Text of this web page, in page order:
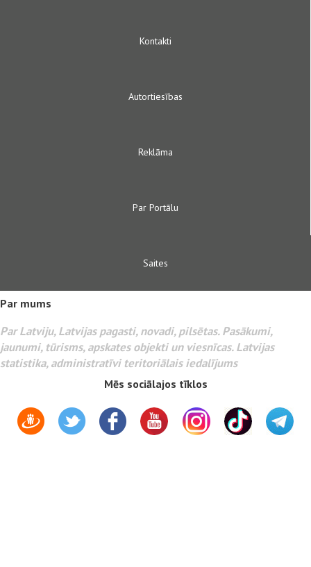
Kontakti
Autortiesības
Reklāma
Par Portālu
Saites
Par mums
Par Latviju, Latvijas pagasti, novadi, pilsētas. Pasākumi,
jaunumi, tūrisms, apskates objekti un viesnīcas. Latvijas
statistika, administratīvi teritoriālais iedalījums
Mēs sociālajos tīklos